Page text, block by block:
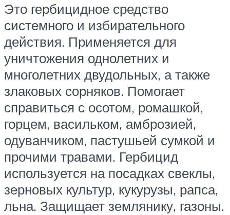
Это гербицидное средство
системного и избирательного
действия. Применяется для
уничтожения однолетних и
многолетних двудольных, а также
злаковых сорняков. Помогает
справиться с осотом, ромашкой,
горцем, васильком, амброзией,
одуванчиком, пастушьей сумкой и
прочими травами. Гербицид
используется на посадках свеклы,
зерновых культур, кукурузы, рапса,
льна. Защищает землянику, газоны.